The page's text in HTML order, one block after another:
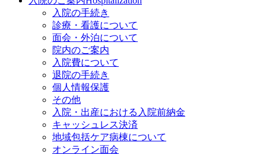
入院の手続き
診療・看護について
面会・外泊について
院内のご案内
入院費について
退院の手続き
個人情報保護
その他
入院・出産における入院前納金
キャッシュレス決済
地域包括ケア病棟について
オンライン面会